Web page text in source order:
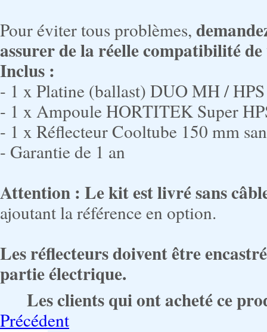
Pour éviter tous problèmes,
assurer de la réelle compatibilité
Inclus :
- 1 x Platine (ballast) DUO MH /
- 1 x Ampoule HORTITEK Super
- 1 x Réflecteur Cooltube 150 mm
- Garantie de 1 an
Attention : Le kit est livré sans
ajoutant la référence en option.
Les réflecteurs doivent être
partie électrique.
Les clients qui ont acheté ce
Précédent